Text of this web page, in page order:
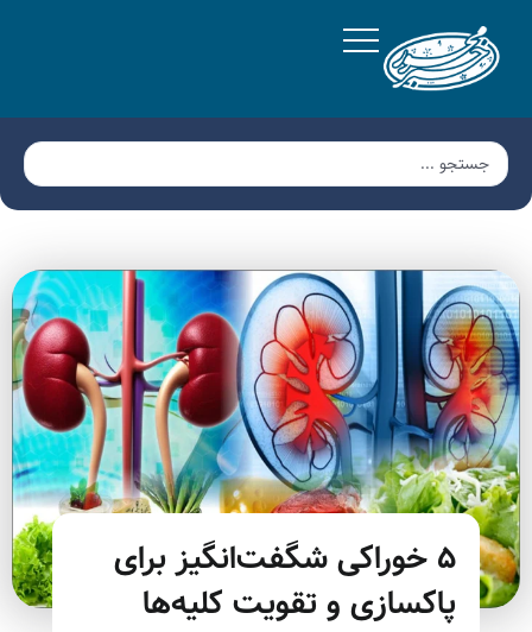
۵ خوراکی شگفت‌انگیز برای
پاکسازی و تقویت کلیه‌ها